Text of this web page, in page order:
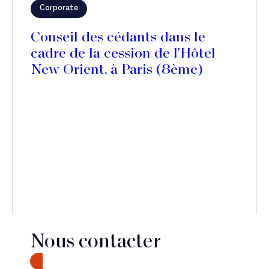
Corporate
Conseil des cédants dans le
cadre de la cession de l'Hôtel
New Orient, à Paris (8ème)
Nous contacter